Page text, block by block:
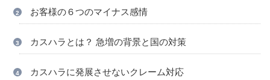
お客様の６つのマイナス感情
カスハラとは？ 急増の背景と国の対策
カスハラに発展させないクレーム対応